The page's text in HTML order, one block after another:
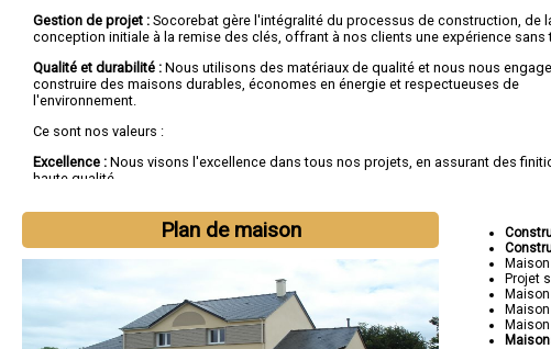
Gestion de projet : Socorebat gère l'intégralité du processus de construction, de
conception initiale à la remise des clés, offrant à nos clients une expérience sans
Qualité et durabilité : Nous utilisons des matériaux de qualité et nous nous
construire des maisons durables, économes en énergie et respectueuses de
l'environnement.
Ce sont nos valeurs :
Excellence : Nous visons l'excellence dans tous nos projets, en assurant des
haute qualité.
Transparence :Nous entretenons une communication ouverte et transparente avec
clients tout au long du processus.
Satisfaction client :
La satisfaction de nos clients est notre priorité, et nous
Plan de maison
Projet